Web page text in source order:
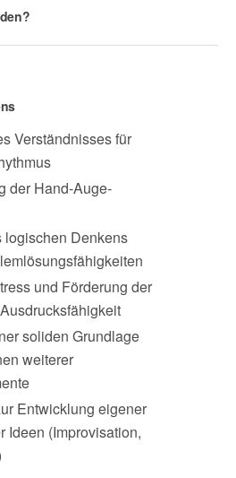
Verständnisses für
der Hand-Auge-
logischen Denkens
und Förderung der
soliden Grundlage
weiterer
Entwicklung eigener
Ideen (Improvisation,